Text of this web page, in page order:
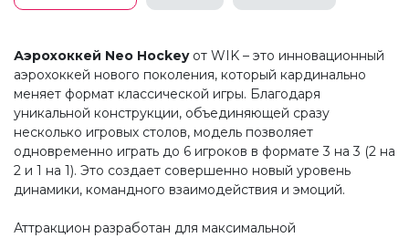
Аэрохоккей Neo Hockeyот WIK – это инновационный
аэрохоккей нового поколения, который кардинально
меняет формат классической игры. Благодаря
уникальной конструкции, объединяющей сразу
несколько игровых столов, модель позволяет
одновременно играть до 6 игроков в формате 3 на 3 (2 на
2 и 1 на 1). Это создает совершенно новый уровень
динамики, командного взаимодействия и эмоций.
Аттракцион разработан для максимальной